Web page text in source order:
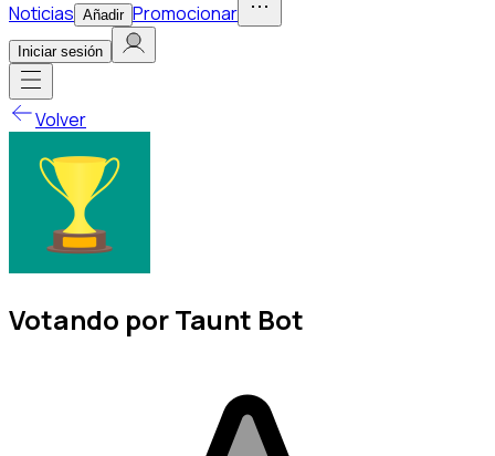
Noticias Añadir Promocionar
Iniciar sesión
Volver
Votando por Taunt Bot